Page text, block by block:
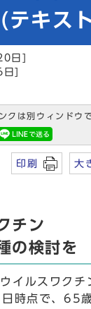
キス
日]
]
クは別ウィンドウ
印刷 大
チン
の検討を
イルスワクチ
時点で、65